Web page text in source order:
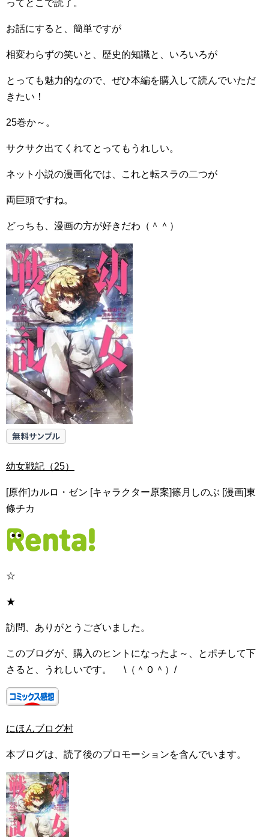
ってとこで読了。
お話にすると、簡単ですが
相変わらずの笑いと、歴史的知識と、いろいろが
とっても魅力的なので、ぜひ本編を購入して読んでいただ
きたい！
25巻か～。
サクサク出てくれてとってもうれしい。
ネット小説の漫画化では、これと転スラの二つが
両巨頭ですね。
どっちも、漫画の方が好きだわ（＾＾）
幼女戦記（25）
[原作]カルロ・ゼン [キャラクター原案]篠月しのぶ [漫画]東
條チカ
☆
★
訪問、ありがとうございました。
このブログが、購入のヒントになったよ～、とポチして下
さると、うれしいです。 \（＾０＾）/
にほんブログ村
本ブログは、読了後のプロモーションを含んでいます。